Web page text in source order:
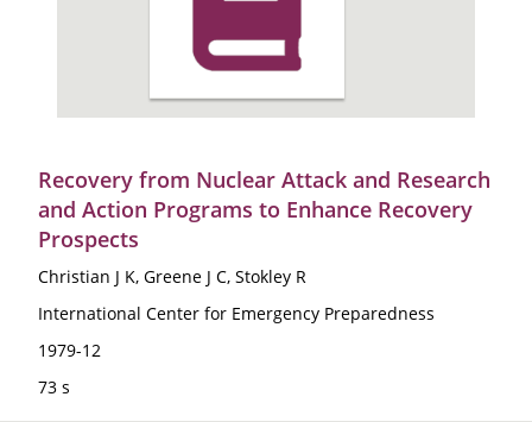
Recovery from Nuclear Attack and Research
and Action Programs to Enhance Recovery
Prospects
Christian J K, Greene J C, Stokley R
International Center for Emergency Preparedness
1979-12
73 s